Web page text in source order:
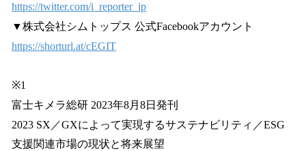
https://twitter.com/i_reporter_jp
▼株式会社シムトップス 公式Facebookアカウント
https://shorturl.at/cEGIT
※1
富士キメラ総研 2023年8月8日発刊
2023 SX／GXによって実現するサステナビリティ／ESG
支援関連市場の現状と将来展望